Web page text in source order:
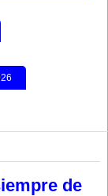
de